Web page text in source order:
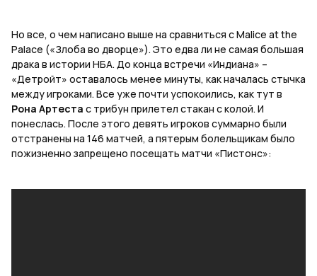
Но все, о чем написано выше на сравниться с Malice at the
Palace («Злоба во дворце»). Это едва ли не самая большая
драка в истории НБА. До конца встречи «Индиана» –
«Детройт» оставалось менее минуты, как началась стычка
между игроками. Все уже почти успокоились, как тут в
Рона Артеста с трибун прилетел стакан с колой. И
понеслась. После этого девять игроков суммарно были
отстранены на 146 матчей, а пятерым болельщикам было
пожизненно запрещено посещать матчи «Пистонс»: